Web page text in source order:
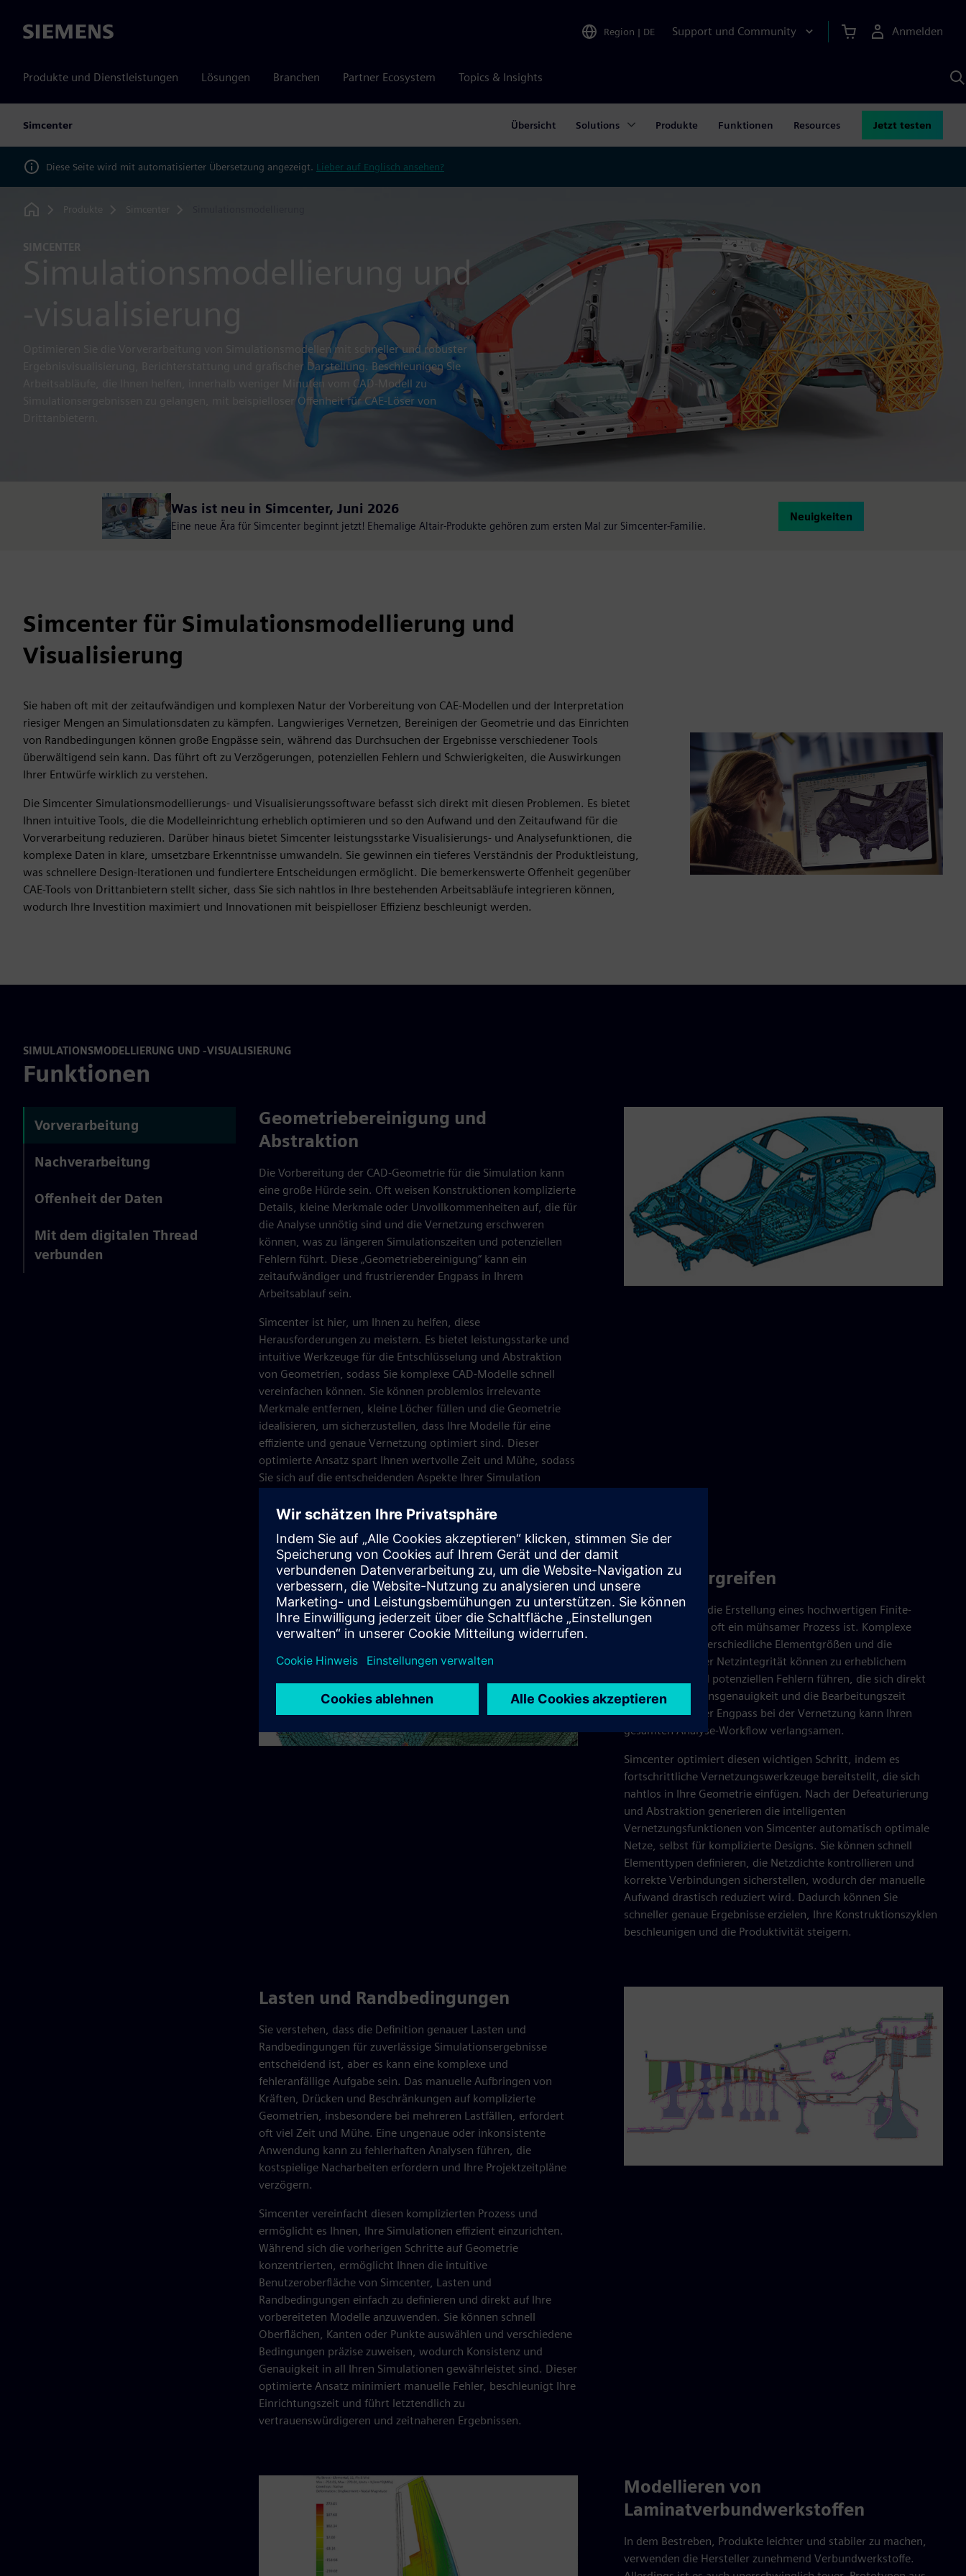
Siemens Region | DE Support und Community Anmelden
Produkte und Dienstleistungen Lösungen Branchen Partner Ecosystem Topics & Insights
KI
Simcenter Übersicht Solutions Produkte Funktionen Resources Jetzt testen
Diese Seite wird mit automatisierter Übersetzung angezeigt. Lieber auf Englisch ansehen?
Home
Produkte Simcenter
SIMCENTER
Simulationsmodellierung und
Optimieren Sie die Vorverarbeitung von Simulationsmodellen mit schneller und robuster
Ergebnisvisualisierung, Berichterstattung und grafischer Darstellung. Beschleunigen Sie
Arbeitsabläufe, die Ihnen helfen, innerhalb weniger Minuten vom CAD-Modell zu
Simulationsergebnissen zu gelangen, mit beispielloser Offenheit für CAE-Löser von
Was ist neu in Simcenter, Juni 2026
Eine neue Ära für Simcenter beginnt jetzt! Ehemalige Altair-Produkte gehören zum ersten Mal zur Simcenter-Familie.
Neuigkeiten
Simcenter für Simulationsmodellierung und
Visualisierung
Sie haben oft mit der zeitaufwändigen und komplexen Natur der Vorbereitung von CAE-Modellen und der Interpretation
riesiger Mengen an Simulationsdaten zu kämpfen. Langwieriges Vernetzen, Bereinigen der Geometrie und das Einrichten
von Randbedingungen können große Engpässe sein, während das Durchsuchen der Ergebnisse verschiedener Tools
überwältigend sein kann. Das führt oft zu Verzögerungen, potenziellen Fehlern und Schwierigkeiten, die Auswirkungen
Ihrer Entwürfe wirklich zu verstehen.
Die Simcenter Simulationsmodellierungs- und Visualisierungssoftware befasst sich direkt mit diesen Problemen. Es bietet
Ihnen intuitive Tools, die die Modelleinrichtung erheblich optimieren und so den Aufwand und den Zeitaufwand für die
Vorverarbeitung reduzieren. Darüber hinaus bietet Simcenter leistungsstarke Visualisierungs- und Analysefunktionen, die
komplexe Daten in klare, umsetzbare Erkenntnisse umwandeln. Sie gewinnen ein tieferes Verständnis der Produktleistung,
was schnellere Design-Iterationen und fundiertere Entscheidungen ermöglicht. Die bemerkenswerte Offenheit gegenüber
CAE-Tools von Drittanbietern stellt sicher, dass Sie sich nahtlos in Ihre bestehenden Arbeitsabläufe integrieren können,
wodurch Ihre Investition maximiert und Innovationen mit beispielloser Effizienz beschleunigt werden.
SIMULATIONSMODELLIERUNG UND -VISUALISIERUNG
Funktionen
Vorverarbeitung
Nachverarbeitung
Offenheit der Daten
Mit dem digitalen Thread
verbunden
Geometriebereinigung und
Abstraktion
Die Vorbereitung der CAD-Geometrie für die Simulation kann
eine große Hürde sein. Oft weisen Konstruktionen komplizierte
Details, kleine Merkmale oder Unvollkommenheiten auf, die für
die Analyse unnötig sind und die Vernetzung erschweren
können, was zu längeren Simulationszeiten und potenziellen
Fehlern führt. Diese „Geometriebereinigung“ kann ein
zeitaufwändiger und frustrierender Engpass in Ihrem
Arbeitsablauf sein.
Simcenter ist hier, um Ihnen zu helfen, diese
Herausforderungen zu meistern. Es bietet leistungsstarke und
intuitive Werkzeuge für die Entschlüsselung und Abstraktion
von Geometrien, sodass Sie komplexe CAD-Modelle schnell
vereinfachen können. Sie können problemlos irrelevante
Merkmale entfernen, kleine Löcher füllen und die Geometrie
idealisieren, um sicherzustellen, dass Ihre Modelle für eine
effiziente und genaue Vernetzung optimiert sind. Dieser
optimierte Ansatz spart Ihnen wertvolle Zeit und Mühe, sodass
Sie sich auf die entscheidenden Aspekte Ihrer Simulation
können.
Ineinandergreifen
Sie wissen, dass die Erstellung eines hochwertigen Finite-
Elemente-Netzes oft ein mühsamer Prozess ist. Komplexe
Geometrien, unterschiedliche Elementgrößen und die
Sicherstellung der Netzintegrität können zu erheblichem
Zeitaufwand und potenziellen Fehlern führen, die sich direkt
auf die Simulationsgenauigkeit und die Bearbeitungszeit
auswirken. Dieser Engpass bei der Vernetzung kann Ihren
gesamten Analyse-Workflow verlangsamen.
Simcenter optimiert diesen wichtigen Schritt, indem es
fortschrittliche Vernetzungswerkzeuge bereitstellt, die sich
nahtlos in Ihre Geometrie einfügen. Nach der Defeaturierung
und Abstraktion generieren die intelligenten
Vernetzungsfunktionen von Simcenter automatisch optimale
Netze, selbst für komplizierte Designs. Sie können schnell
Elementtypen definieren, die Netzdichte kontrollieren und
korrekte Verbindungen sicherstellen, wodurch der manuelle
Aufwand drastisch reduziert wird. Dadurch können Sie
schneller genaue Ergebnisse erzielen, Ihre Konstruktionszyklen
beschleunigen und die Produktivität steigern.
Lasten und Randbedingungen
Sie verstehen, dass die Definition genauer Lasten und
Randbedingungen für zuverlässige Simulationsergebnisse
entscheidend ist, aber es kann eine komplexe und
fehleranfällige Aufgabe sein. Das manuelle Aufbringen von
Kräften, Drücken und Beschränkungen auf komplizierte
Geometrien, insbesondere bei mehreren Lastfällen, erfordert
oft viel Zeit und Mühe. Eine ungenaue oder inkonsistente
Anwendung kann zu fehlerhaften Analysen führen, die
kostspielige Nacharbeiten erfordern und Ihre Projektzeitpläne
verzögern.
Simcenter vereinfacht diesen komplizierten Prozess und
ermöglicht es Ihnen, Ihre Simulationen effizient einzurichten.
Während sich die vorherigen Schritte auf Geometrie
konzentrierten, ermöglicht Ihnen die intuitive
Benutzeroberfläche von Simcenter, Lasten und
Randbedingungen einfach zu definieren und direkt auf Ihre
vorbereiteten Modelle anzuwenden. Sie können schnell
Oberflächen, Kanten oder Punkte auswählen und verschiedene
Bedingungen präzise zuweisen, wodurch Konsistenz und
Genauigkeit in all Ihren Simulationen gewährleistet sind. Dieser
optimierte Ansatz minimiert manuelle Fehler, beschleunigt Ihre
Einrichtungszeit und führt letztendlich zu
vertrauenswürdigeren und zeitnaheren Ergebnissen.
Modellieren von
Laminatverbundwerkstoffen
In dem Bestreben, Produkte leichter und stabiler zu machen,
verwenden die Hersteller zunehmend Verbundwerkstoffe.